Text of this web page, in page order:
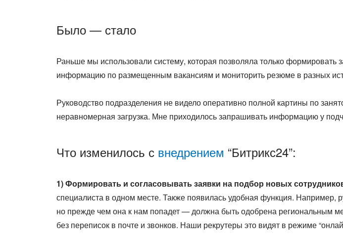
Было — стало
Раньше мы использовали систему, которая позволяла только
информацию по размещенным вакансиям и мониторить резюме в разных
Руководство подразделения не видело оперативно полной картины по
неравномерная загрузка. Мне приходилось запрашивать информацию у
Что изменилось с внедрением “Битрикс24”:
1) Формировать и согласовывать заявки на подбор новых
специалиста в одном месте. Также появилась удобная функция.
но прежде чем она к нам попадет — должна быть одобрена региональным
без переписок в почте и звонков. Наши рекрутеры это видят в режиме